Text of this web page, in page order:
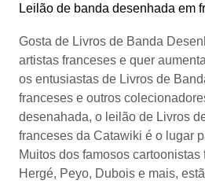
Leilão de banda desenhada em
Gosta de Livros de Banda
artistas franceses e quer
os entusiastas de Livros de
franceses e outros
desenahada, o leilão de Livros
franceses da Catawiki é o lugar
Muitos dos famosos cartoonistas
Hergé, Peyo, Dubois e mais,